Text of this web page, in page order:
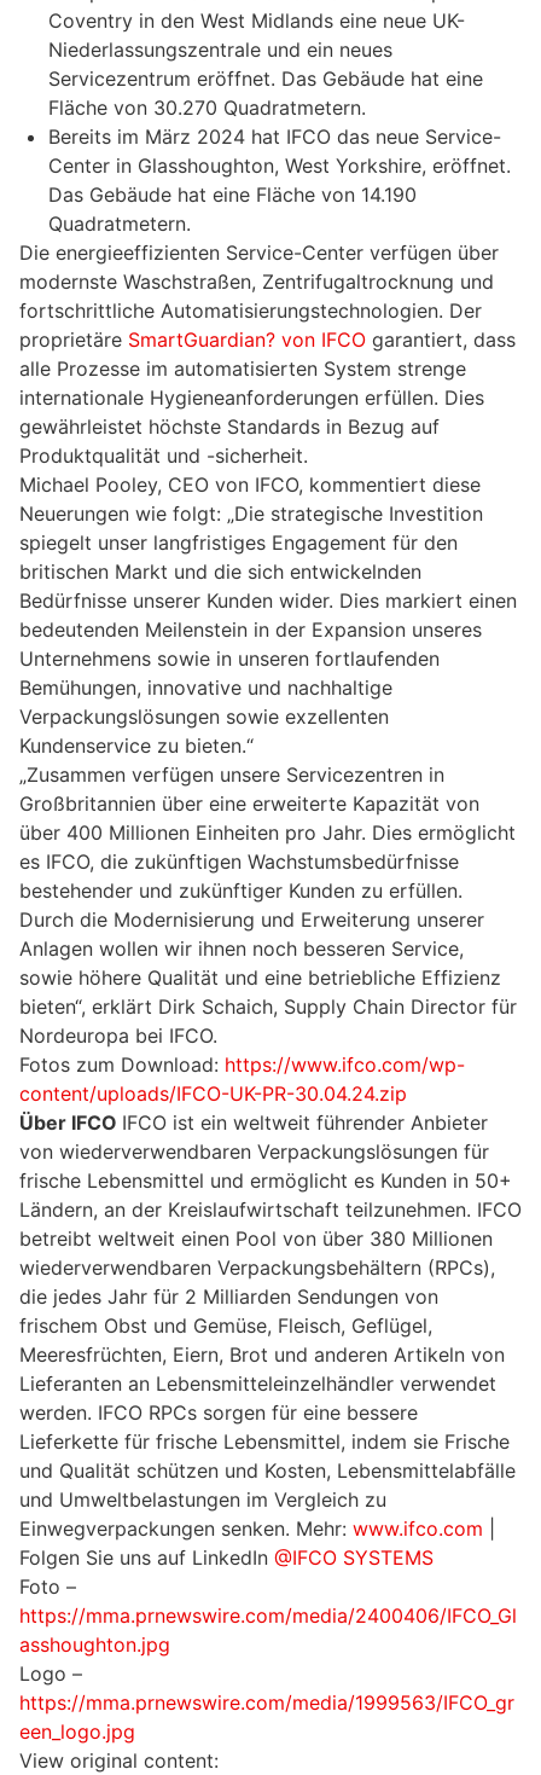
Coventry in den West Midlands eine neue UK-
Niederlassungszentrale und ein neues
Servicezentrum eröffnet. Das Gebäude hat eine
Fläche von 30.270 Quadratmetern.
Bereits im März 2024 hat IFCO das neue Service-
Center in Glasshoughton, West Yorkshire, eröffnet.
Das Gebäude hat eine Fläche von 14.190
Quadratmetern.
Die energieeffizienten Service-Center verfügen über
modernste Waschstraßen, Zentrifugaltrocknung und
fortschrittliche Automatisierungstechnologien. Der
proprietäre SmartGuardian? von IFCO garantiert, dass
alle Prozesse im automatisierten System strenge
internationale Hygieneanforderungen erfüllen. Dies
gewährleistet höchste Standards in Bezug auf
Produktqualität und -sicherheit.
Michael Pooley, CEO von IFCO, kommentiert diese
Neuerungen wie folgt: „Die strategische Investition
spiegelt unser langfristiges Engagement für den
britischen Markt und die sich entwickelnden
Bedürfnisse unserer Kunden wider. Dies markiert einen
bedeutenden Meilenstein in der Expansion unseres
Unternehmens sowie in unseren fortlaufenden
Bemühungen, innovative und nachhaltige
Verpackungslösungen sowie exzellenten
Kundenservice zu bieten.“
„Zusammen verfügen unsere Servicezentren in
Großbritannien über eine erweiterte Kapazität von
über 400 Millionen Einheiten pro Jahr. Dies ermöglicht
es IFCO, die zukünftigen Wachstumsbedürfnisse
bestehender und zukünftiger Kunden zu erfüllen.
Durch die Modernisierung und Erweiterung unserer
Anlagen wollen wir ihnen noch besseren Service,
sowie höhere Qualität und eine betriebliche Effizienz
bieten“, erklärt Dirk Schaich, Supply Chain Director für
Nordeuropa bei IFCO.
Fotos zum Download: https://www.ifco.com/wp-
content/uploads/IFCO-UK-PR-30.04.24.zip
Über IFCO IFCO ist ein weltweit führender Anbieter
von wiederverwendbaren Verpackungslösungen für
frische Lebensmittel und ermöglicht es Kunden in 50+
Ländern, an der Kreislaufwirtschaft teilzunehmen. IFCO
betreibt weltweit einen Pool von über 380 Millionen
wiederverwendbaren Verpackungsbehältern (RPCs),
die jedes Jahr für 2 Milliarden Sendungen von
frischem Obst und Gemüse, Fleisch, Geflügel,
Meeresfrüchten, Eiern, Brot und anderen Artikeln von
Lieferanten an Lebensmitteleinzelhändler verwendet
werden. IFCO RPCs sorgen für eine bessere
Lieferkette für frische Lebensmittel, indem sie Frische
und Qualität schützen und Kosten, Lebensmittelabfälle
und Umweltbelastungen im Vergleich zu
Einwegverpackungen senken. Mehr: www.ifco.com
Folgen Sie uns auf LinkedIn @IFCO SYSTEMS
Foto –
https://mma.prnewswire.com/media/2400406/IFCO_Gl
asshoughton.jpg
Logo –
https://mma.prnewswire.com/media/1999563/IFCO_gr
een_logo.jpg
View original content: